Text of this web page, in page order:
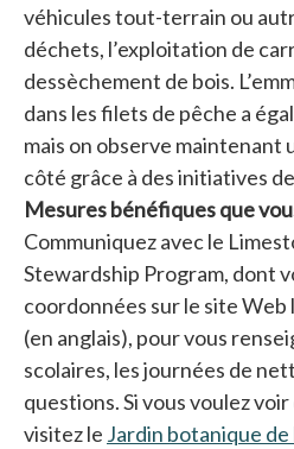
véhicules tout-terrain ou
déchets, l’exploitation de
dessèchement de bois.
dans les filets de pêche a
mais on observe maintenant
côté grâce à des initiatives
Mesures bénéfiques que
Communiquez avec le
Stewardship Program, dont
coordonnées sur le site
(en anglais), pour vous
scolaires, les journées de
questions. Si vous voulez
visitez le Jardin botanique